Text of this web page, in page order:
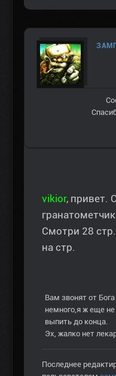
vikior, привет.
Смотри 28
на стр.
Вам звонят от
немного,я ж еще
выпить до конца.
Эх, жалко нет
Последнее